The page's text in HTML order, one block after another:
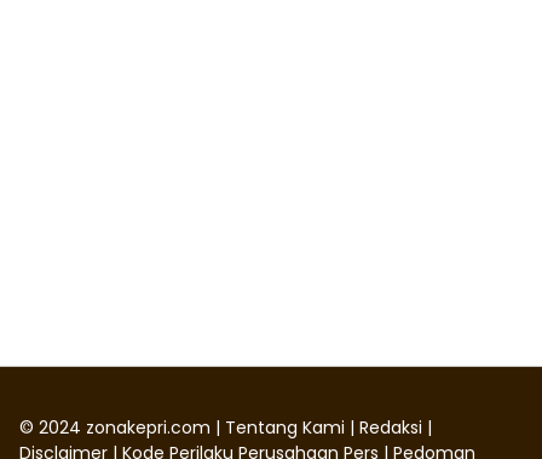
© 2024 zonakepri.com | Tentang Kami | Redaksi |
Disclaimer | Kode Perilaku Perusahaan Pers | Pedoman